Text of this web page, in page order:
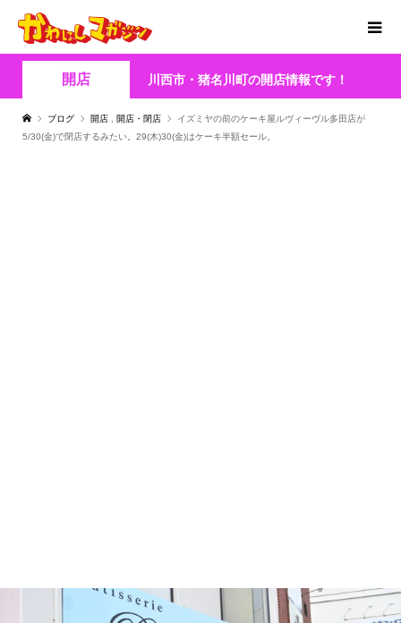
開店 川西市・猪名川町の開店情報です！
ブログ 開店 開店・閉店
イズミヤの前のケーキ屋ルヴィーヴル多田店が
5/30(金)で閉店するみたい。29(木)30(金)はケーキ半額セール。